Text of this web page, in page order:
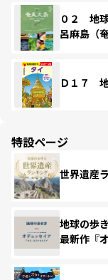
０２ 地
呂麻島（
Ｄ１７
特設ページ
世界遺産
地球の歩
最新作『